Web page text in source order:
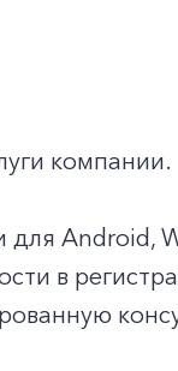
компании.
Android,
в